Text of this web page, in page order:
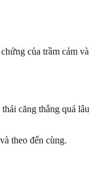
của trầm cảm và
căng thẳng quá lâu
theo đến cùng.